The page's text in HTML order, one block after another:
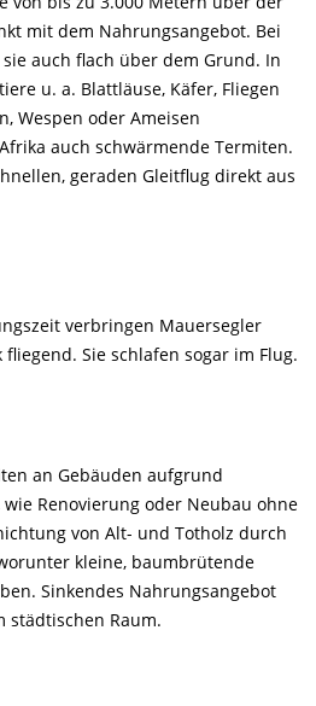
mit dem Nahrungsangebot. Bei
auch flach über dem Grund. In
u. a. Blattläuse, Käfer, Fliegen
Wespen oder Ameisen
auch schwärmende Termiten.
geraden Gleitflug direkt aus
verbringen Mauersegler
Sie schlafen sogar im Flug.
an Gebäuden aufgrund
Renovierung oder Neubau ohne
von Alt- und Totholz durch
kleine, baumbrütende
Sinkendes Nahrungsangebot
städtischen Raum.